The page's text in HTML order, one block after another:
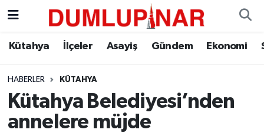
Kütahya İlçeler Asayiş Gündem Ekonomi
HABERLER KÜTAHYA
Kütahya Belediyesi’nden
annelere müjde
Asayiş
Diğer
Dünya
Kütahya Hava Durumu
Kütahya Trafik Yoğunluk Haritası
Süper Lig Puan Durumu ve Fikstür